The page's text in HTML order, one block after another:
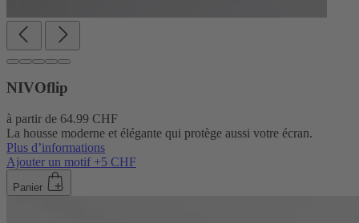
NIVOflip
à partir de 64.99 CHF
La housse moderne et élégante qui protège aussi votre écran.
Plus d’informations
Ajouter un motif +5 CHF
Panier